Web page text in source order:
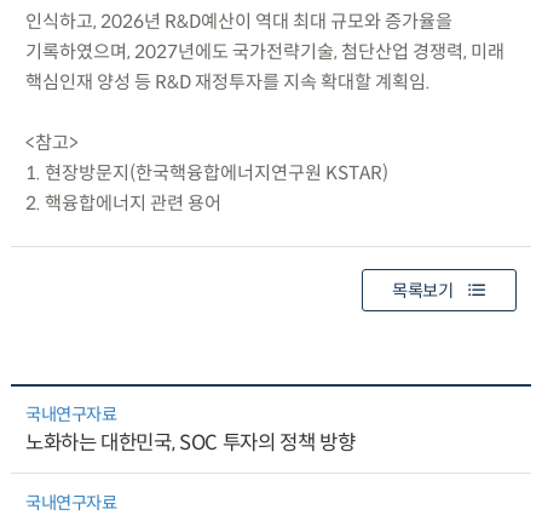
인식하고, 2026년 R&D예산이 역대 최대 규모와 증가율을
기록하였으며, 2027년에도 국가전략기술, 첨단산업 경쟁력, 미래
핵심인재 양성 등 R&D 재정투자를 지속 확대할 계획임.
<참고>
1. 현장방문지(한국핵융합에너지연구원 KSTAR)
2. 핵융합에너지 관련 용어
목록보기
국내연구자료
노화하는 대한민국, SOC 투자의 정책 방향
국내연구자료